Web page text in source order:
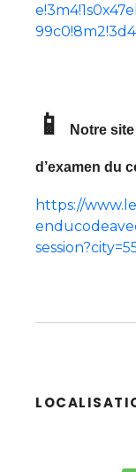
📱 Notre
d’examen du
https://